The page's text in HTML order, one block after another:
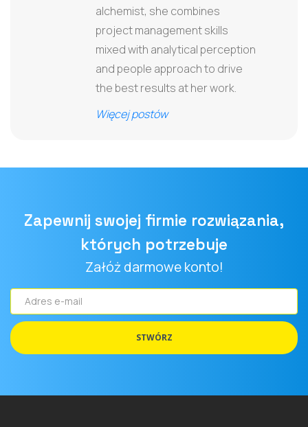
alchemist, she combines
project management skills
mixed with analytical perception
and people approach to drive
the best results at her work.
Więcej postów
Zapewnij swojej firmie rozwiązania,
których potrzebuje
Załóż darmowe konto!
Adres
e-
mail
STWÓRZ